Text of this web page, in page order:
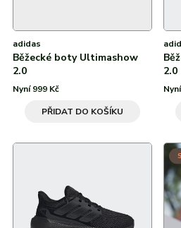
adidas
Běžecké boty Ultimashow
2.0
Nyní 999 Kč
PŘIDAT DO KOŠÍKU
2.0